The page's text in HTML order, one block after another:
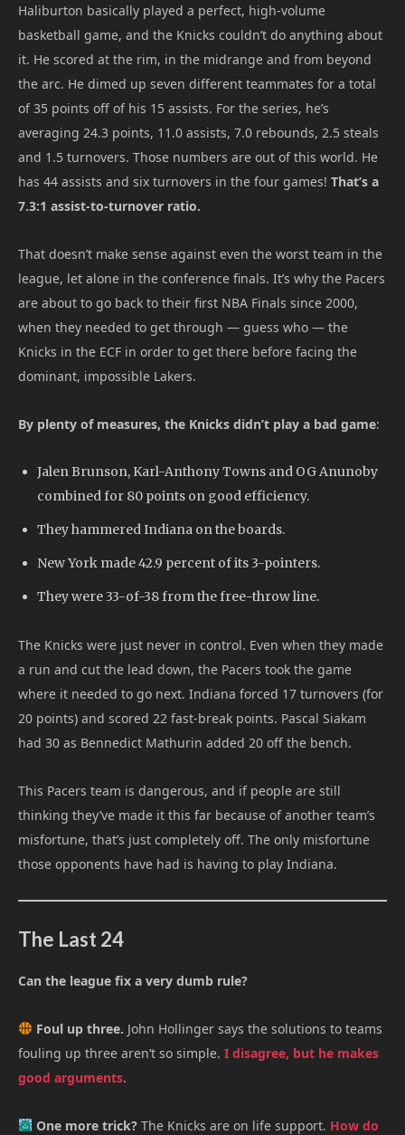
Haliburton basically played a perfect, high-volume
basketball game, and the Knicks couldn’t do anything about
it. He scored at the rim, in the midrange and from beyond
the arc. He dimed up seven different teammates for a total
of 35 points off of his 15 assists. For the series, he’s
averaging 24.3 points, 11.0 assists, 7.0 rebounds, 2.5 steals
and 1.5 turnovers. Those numbers are out of this world. He
has 44 assists and six turnovers in the four games! That’s a
7.3:1 assist-to-turnover ratio.
That doesn’t make sense against even the worst team in the
league, let alone in the conference finals. It’s why the Pacers
are about to go back to their first NBA Finals since 2000,
when they needed to get through — guess who — the
Knicks in the ECF in order to get there before facing the
dominant, impossible Lakers.
By plenty of measures, the Knicks didn’t play a bad game:
Jalen Brunson, Karl-Anthony Towns and OG Anunoby
combined for 80 points on good efficiency.
They hammered Indiana on the boards.
New York made 42.9 percent of its 3-pointers.
They were 33-of-38 from the free-throw line.
The Knicks were just never in control. Even when they made
a run and cut the lead down, the Pacers took the game
where it needed to go next. Indiana forced 17 turnovers (for
20 points) and scored 22 fast-break points. Pascal Siakam
had 30 as Bennedict Mathurin added 20 off the bench.
This Pacers team is dangerous, and if people are still
thinking they’ve made it this far because of another team’s
misfortune, that’s just completely off. The only misfortune
those opponents have had is having to play Indiana.
The Last 24
Can the league fix a very dumb rule?
Foul up three. John Hollinger says the solutions to teams
fouling up three aren’t so simple. I disagree, but he makes
good arguments.
One more trick? The Knicks are on life support. How do